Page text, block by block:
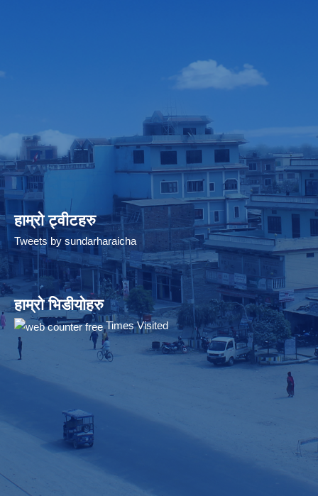
हाम्रो ट्वीटहरु
Tweets by sundarharaicha
हाम्रो भिडीयोहरु
Times Visited